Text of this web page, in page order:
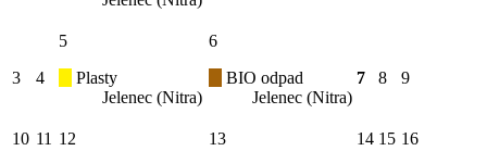
3 4
5
Plasty
Jelenec (Nitra)
6
BIO odpad
Jelenec (Nitra)
7 8 9
10 11 12 13 14 15 16